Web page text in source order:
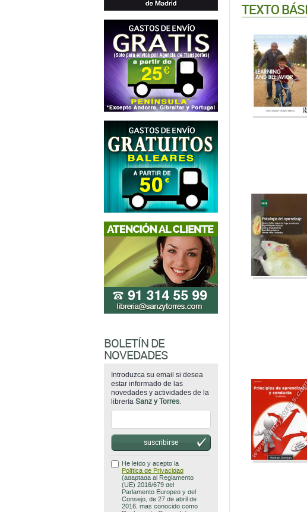
TEXTO
BOLETÍN DE
NOVEDADES
Introduzca su email si desea
estar informado de las
novedades y actividades de la
librería Sanz y Torres.
suscribirse
He leído y acepto la
Política de Privacidad
(adaptada al Reglamento
(UE) 2016/679 del
Parlamento Europeo y del
Consejo, de 27 de abril de
2016, mas conocido como